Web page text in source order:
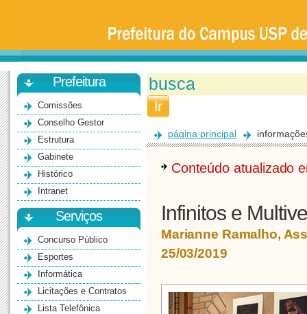
Universidade
São
Paulo
-
BauruPrefeitura
Comissões
Conselho Gestor
Estrutura
Gabinete
Histórico
Intranet
Serviços
Concurso Público
Esportes
Informática
Licitações e Contratos
Lista Telefônica
página principal
Conteúdo atualizado
Infinitos e
Marianne Ramalho,
25/03/2019